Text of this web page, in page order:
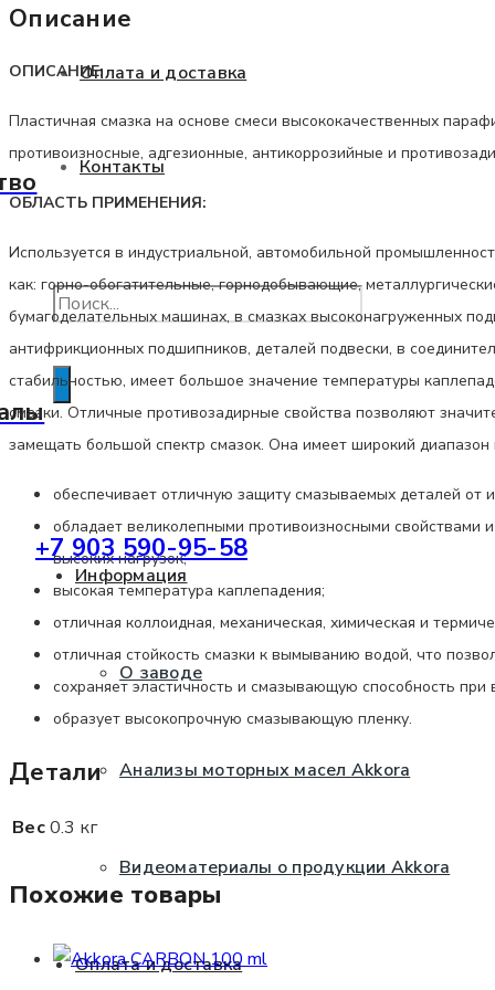
Оплата и доставка
Контакты
Помощь в подборе
+7 903 590-95-58
Информация
О заводе
Анализы моторных масел Akkora
Видеоматериалы о продукции Akkora
Оплата и доставка
0,2кг
Описание
ОПИСАНИЕ:
Пластичная смазка на основе смеси высококачественных
противоизносные, адгезионные, антикоррозийные и
ОБЛАСТЬ ПРИМЕНЕНИЯ:
Используется в индустриальной, автомобильной
как: горно-обогатительные, горнодобывающие,
бумагоделательных машинах, в смазках высоконагруженных
антифрикционных подшипников, деталей подвески, в
стабильностью, имеет большое значение температуры
смазки. Отличные противозадирные свойства позволяют
замещать большой спектр смазок. Она имеет широкий
обеспечивает отличную защиту смазываемых деталей от
обладает великолепными противоизносными
высоких нагрузок;
высокая температура каплепадения;
отличная коллоидная, механическая, химическая и
отличная стойкость смазки к вымыванию водой, что
сохраняет эластичность и смазывающую способность при
образует высокопрочную смазывающую пленку.
Детали
Вес0.3 кг
Похожие товары